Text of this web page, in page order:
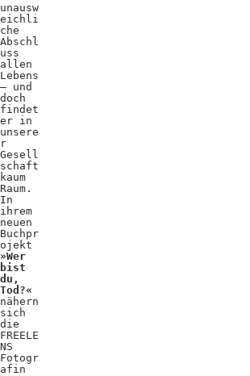
unausw
eichli
che
Abschl
uss
allen
Lebens
– und
doch
findet
er in
unsere
r
Gesell
schaft
kaum
Raum.
In
ihrem
neuen
Buchpr
ojekt
»Wer
bist
du,
Tod?«
nähern
sich
die
FREELE
NS
Fotogr
afin